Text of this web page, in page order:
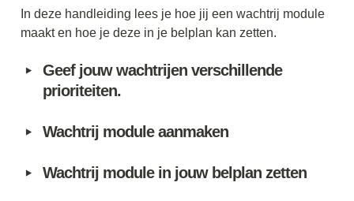
In deze handleiding lees je hoe jij een wachtrij module
maakt en hoe je deze in je belplan kan zetten.
‣
Geef jouw wachtrijen verschillende
prioriteiten.
‣ Wachtrij module aanmaken
‣ Wachtrij module in jouw belplan zetten